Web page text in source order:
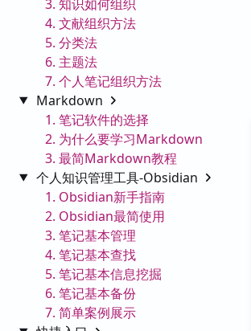
3. 知识如何组织
4. 文献组织方法
5. 分类法
6. 主题法
7. 个人笔记组织方法
Markdown
1. 笔记软件的选择
2. 为什么要学习Markdown
3. 最简Markdown教程
个人知识管理工具-Obsidian
1. Obsidian新手指南
2. Obsidian最简使用
3. 笔记基本管理
4. 笔记基本查找
5. 笔记基本信息挖掘
6. 笔记基本备份
7. 简单案例展示